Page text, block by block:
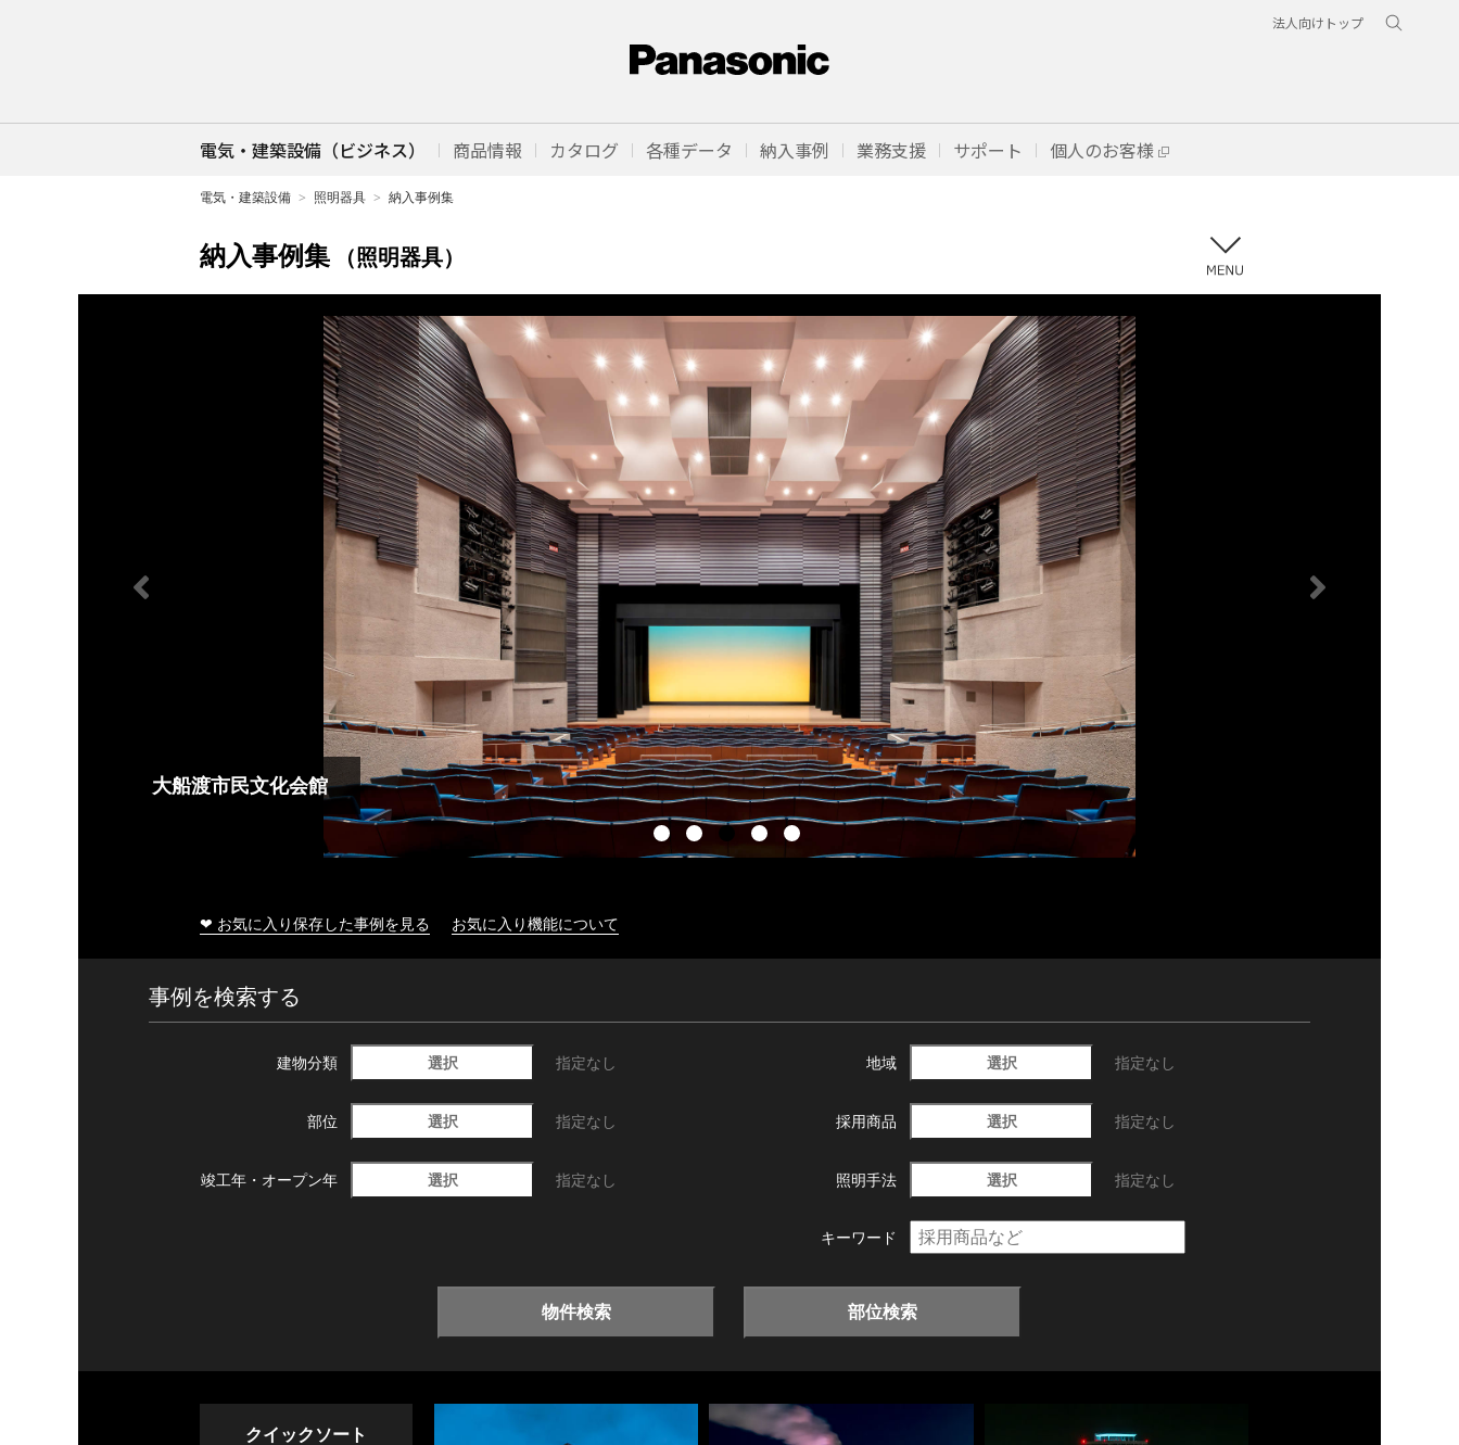
法人向けトップ
電気・建築設備（ビジネス） 商品情報 カタログ 各種データ 納入事例 業務支援 サポート 個人のお客様
電気・建築設備 照明器具 納入事例集
納入事例集 （照明器具）
大船渡市民文化会館
❤ お気に入り保存した事例を見る お気に入り機能について
事例を検索する
建物分類 選択 指定なし 地域 選択 指定なし
部位 選択 指定なし 採用商品 選択 指定なし
竣工年・ オープン年 選択 指定なし 照明手法 選択 指定なし
キーワード
物件検索 部位検索
クイックソート